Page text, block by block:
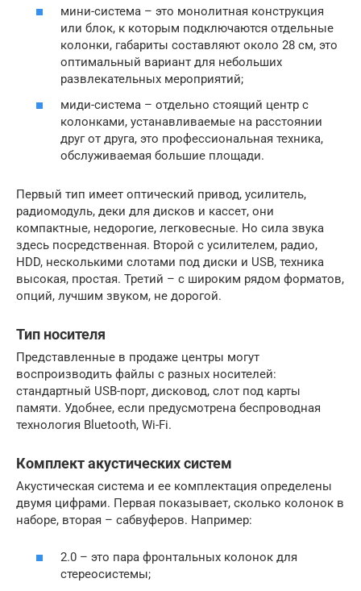
мини-система – это монолитная конструкция
или блок, к которым подключаются отдельные
колонки, габариты составляют около 28 см, это
оптимальный вариант для небольших
развлекательных мероприятий;
миди-система – отдельно стоящий центр с
колонками, устанавливаемые на расстоянии
друг от друга, это профессиональная техника,
обслуживаемая большие площади.
Первый тип имеет оптический привод, усилитель,
радиомодуль, деки для дисков и кассет, они
компактные, недорогие, легковесные. Но сила звука
здесь посредственная. Второй с усилителем, радио,
HDD, несколькими слотами под диски и USB, техника
высокая, простая. Третий – с широким рядом форматов,
опций, лучшим звуком, не дорогой.
Тип носителя
Представленные в продаже центры могут
воспроизводить файлы с разных носителей:
стандартный USB-порт, дисковод, слот под карты
памяти. Удобнее, если предусмотрена беспроводная
технология Bluetooth, Wi-Fi.
Комплект акустических систем
Акустическая система и ее комплектация определены
двумя цифрами. Первая показывает, сколько колонок в
наборе, вторая – сабвуферов. Например:
2.0 – это пара фронтальных колонок для
стереосистемы;